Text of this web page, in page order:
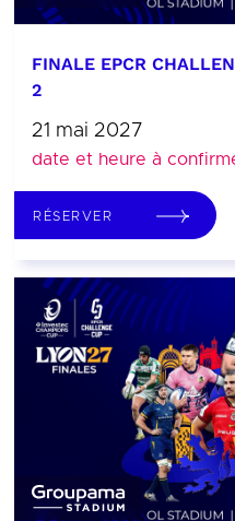
FINALE EPCR
2
21 mai 2027
date et heure à
RÉSERVER